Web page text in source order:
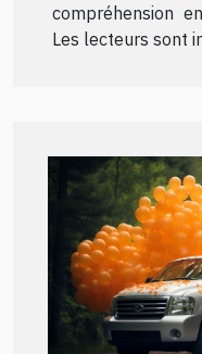
compréhension
Les lecteurs sont